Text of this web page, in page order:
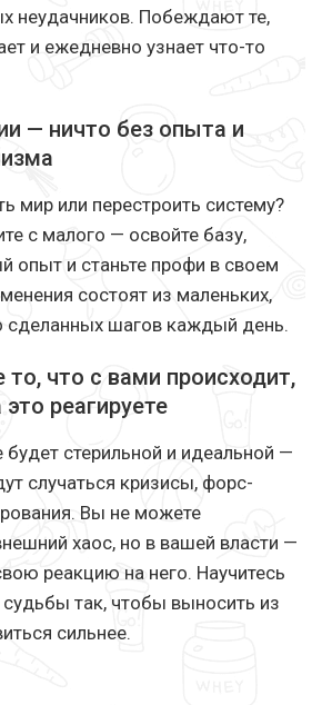
неудачников. Побеждают те,
и ежедневно узнает что-то
— ничто без опыта и
мир или перестроить систему?
с малого — освойте базу,
опыт и станьте профи в своем
состоят из маленьких,
сделанных шагов каждый день.
то, что с вами происходит,
реагируете
стерильной и идеальной —
случаться кризисы, форс-
Вы не можете
хаос, но в вашей власти —
реакцию на него. Научитесь
так, чтобы выносить из
сильнее.